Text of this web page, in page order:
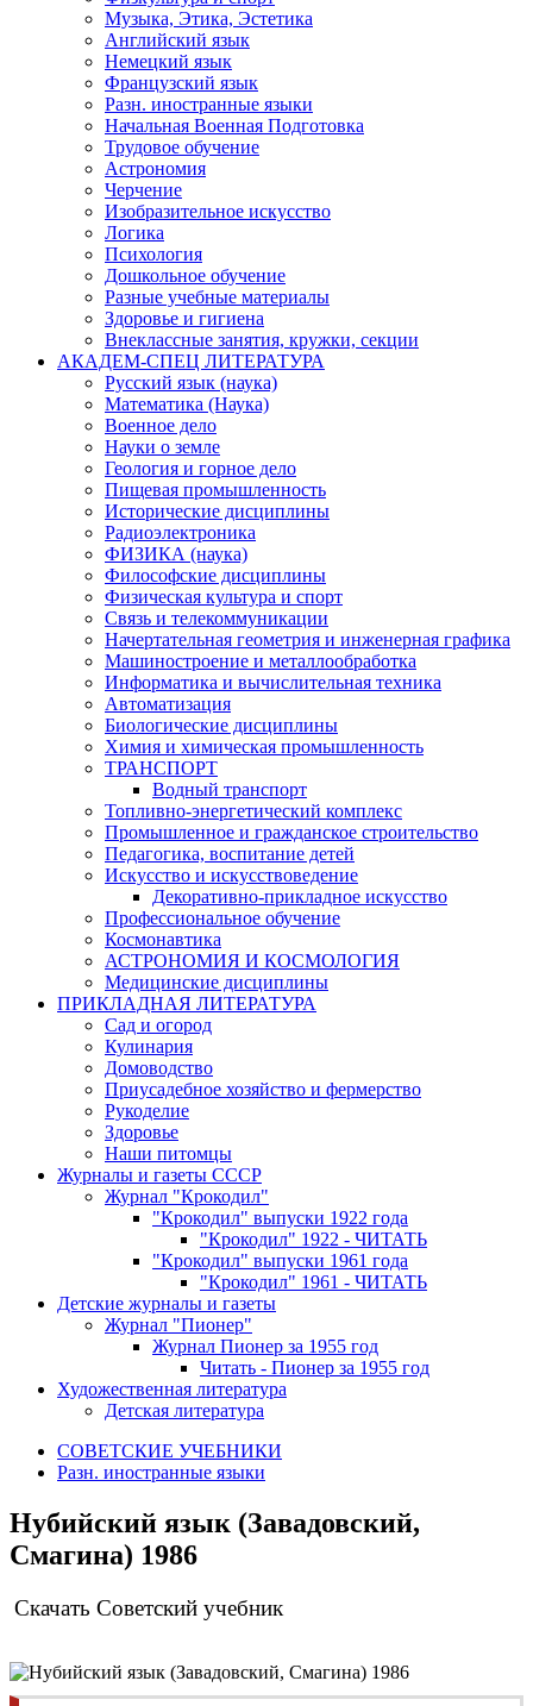
Музыка, Этика, Эстетика
Английский язык
Немецкий язык
Французский язык
Разн. иностранные языки
Начальная Военная Подготовка
Трудовое обучение
Астрономия
Черчение
Изобразительное искусство
Логика
Психология
Дошкольное обучение
Разные учебные материалы
Здоровье и гигиена
Внеклассные занятия, кружки, секции
АКАДЕМ-СПЕЦ ЛИТЕРАТУРА
Русский язык (наука)
Математика (Наука)
Военное дело
Науки о земле
Геология и горное дело
Пищевая промышленность
Исторические дисциплины
Радиоэлектроника
ФИЗИКА (наука)
Философские дисциплины
Физическая культура и спорт
Связь и телекоммуникации
Начертательная геометрия и инженерная графика
Машиностроение и металлообработка
Информатика и вычислительная техника
Автоматизация
Биологические дисциплины
Химия и химическая промышленность
ТРАНСПОРТ
Водный транспорт
Топливно-энергетический комплекс
Промышленное и гражданское строительство
Педагогика, воспитание детей
Искусство и искусствоведение
Декоративно-прикладное искусство
Профессиональное обучение
Космонавтика
АСТРОНОМИЯ И КОСМОЛОГИЯ
Медицинские дисциплины
ПРИКЛАДНАЯ ЛИТЕРАТУРА
Сад и огород
Кулинария
Домоводство
Приусадебное хозяйство и фермерство
Рукоделие
Здоровье
Наши питомцы
Журналы и газеты СССР
Журнал "Крокодил"
"Крокодил" выпуски 1922 года
"Крокодил" 1922 - ЧИТАТЬ
"Крокодил" выпуски 1961 года
"Крокодил" 1961 - ЧИТАТЬ
Детские журналы и газеты
Журнал "Пионер"
Журнал Пионер за 1955 год
Читать - Пионер за 1955 год
Художественная литература
Детская литература
СОВЕТСКИЕ УЧЕБНИКИ
Разн. иностранные языки
Нубийский язык (Завадовский,
Смагина) 1986
Скачать Советский учебник